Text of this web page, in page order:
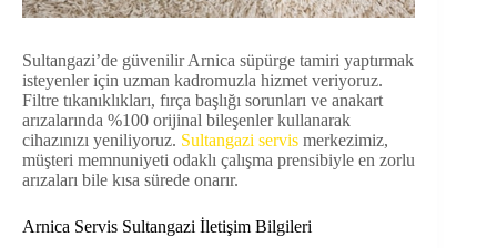
Sultangazi’de güvenilir Arnica süpürge tamiri yaptırmak
isteyenler için uzman kadromuzla hizmet veriyoruz.
Filtre tıkanıklıkları, fırça başlığı sorunları ve anakart
arızalarında %100 orijinal bileşenler kullanarak
cihazınızı yeniliyoruz. Sultangazi servis merkezimiz,
müşteri memnuniyeti odaklı çalışma prensibiyle en zorlu
arızaları bile kısa sürede onarır.
Arnica Servis Sultangazi İletişim Bilgileri